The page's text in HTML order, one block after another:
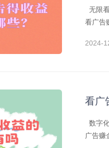
无限
看广告
2024-
看广
数字
广告赚